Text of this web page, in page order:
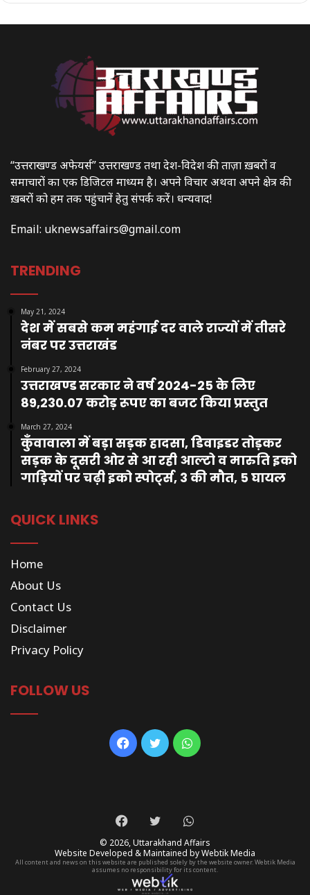
“उत्तराखण्ड अफेयर्स” उत्तराखण्ड तथा देश-विदेश की ताज़ा ख़बरों व
समाचारों का एक डिजिटल माध्यम है। अपने विचार अथवा अपने क्षेत्र की
ख़बरों को हम तक पहुंचानें हेतु संपर्क करें। धन्यवाद!
Email: uknewsaffairs@gmail.com
TRENDING
May 21, 2024
देश में सबसे कम महंगाई दर वाले राज्यों में तीसरे
नंबर पर उत्तराखंड
February 27, 2024
उत्तराखण्ड सरकार ने वर्ष 2024-25 के लिए
89,230.07 करोड़ रूपए का बजट किया प्रस्तुत
March 27, 2024
कुँवावाला में बड़ा सड़क हादसा, डिवाइडर तोड़कर
सड़क के दूसरी ओर से आ रही आल्टो व मारुति इको
गाड़ियों पर चढ़ी इको स्पोर्ट्स, 3 की मौत, 5 घायल
QUICK LINKS
Home
About Us
Contact Us
Disclaimer
Privacy Policy
FOLLOW US
Facebook
TwitterWhatsApp
Facebook
TwitterWhatsApp
© 2026,Uttarakhand Affairs
Website Developed & Maintained by Webtik Media
All content and news on this website are published solely by the website owner. Webtik Media
assumes no responsibility for its content.